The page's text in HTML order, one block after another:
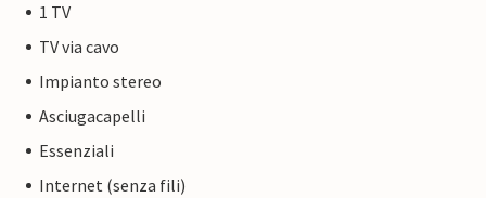
1 TV
TV via cavo
Impianto stereo
Asciugacapelli
Essenziali
Internet (senza fili)